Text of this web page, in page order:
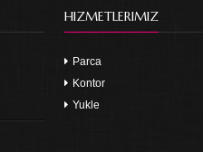
HIZMETLERIMIZ
Parca
Kontor
Yukle